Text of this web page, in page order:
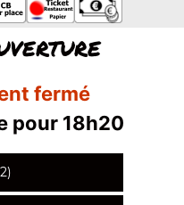
fermé
pour 18h20